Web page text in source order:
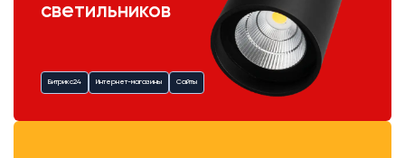
светильников
Битрикс24 Интернет-магазины Сайты